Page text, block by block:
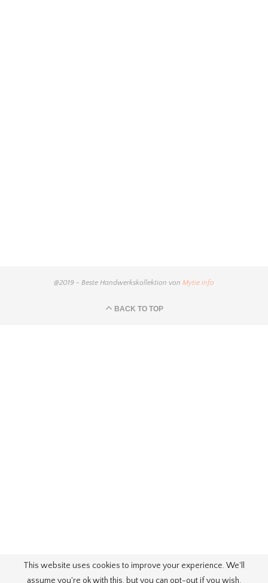
@2019 - Beste Handwerkskollektion von Mytie.info
BACK TO TOP
This website uses cookies to improve your experience. We'll
assume you're ok with this, but you can opt-out if you wish.